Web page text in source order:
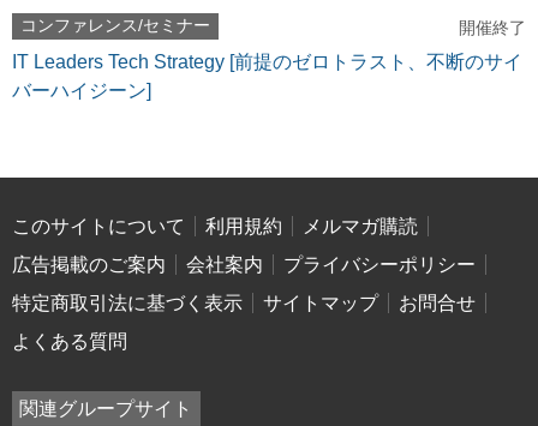
コンファレンス/セミナー 開催終了
IT Leaders Tech Strategy [前提のゼロトラスト、不断のサイ
バーハイジーン]
このサイトについて 利用規約
メルマガ購読
広告掲載のご案内
会社案内
プライバシーポリシー
特定商取引法に基づく表示
サイトマップ
お問合せ
よくある質問
関連グループサイト